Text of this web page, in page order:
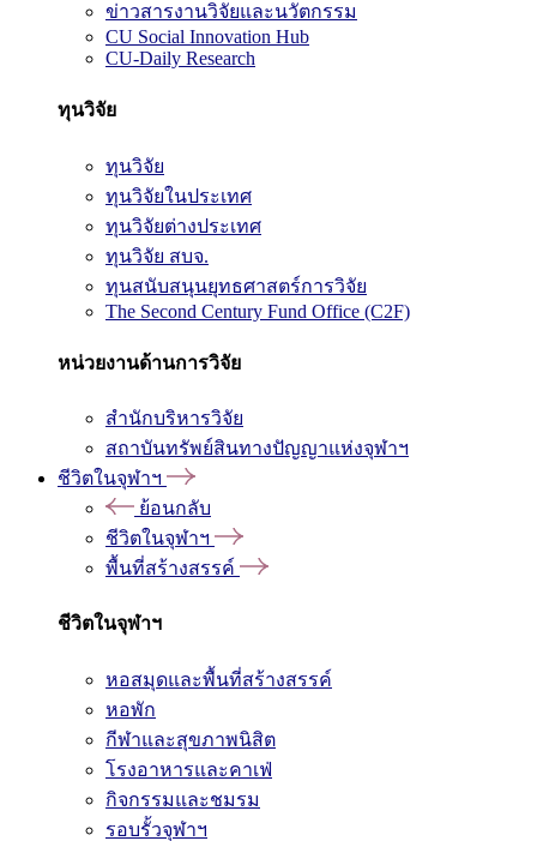
ข่าวสารงานวิจัยและนวัตกรรม
CU Social Innovation Hub
CU-Daily Research
ทุนวิจัย
ทุนวิจัย
ทุนวิจัยในประเทศ
ทุนวิจัยต่างประเทศ
ทุนวิจัย สบจ.
ทุนสนับสนุนยุทธศาสตร์การวิจัย
The Second Century Fund Office (C2F)
หน่วยงานด้านการวิจัย
สำนักบริหารวิจัย
สถาบันทรัพย์สินทางปัญญาแห่งจุฬาฯ
ชีวิตในจุฬาฯ
ย้อนกลับ
ชีวิตในจุฬาฯ
พื้นที่สร้างสรรค์
ชีวิตในจุฬาฯ
หอสมุดและพื้นที่สร้างสรรค์
หอพัก
กีฬาและสุขภาพนิสิต
โรงอาหารและคาเฟ่
กิจกรรมและชมรม
รอบรั้วจุฬาฯ